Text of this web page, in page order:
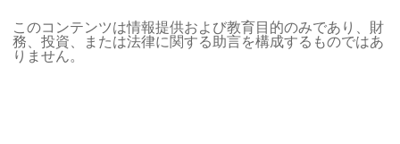
このコンテンツは情報提供および教育目的のみであり、財
務、投資、または法律に関する助言を構成するものではあ
りません。